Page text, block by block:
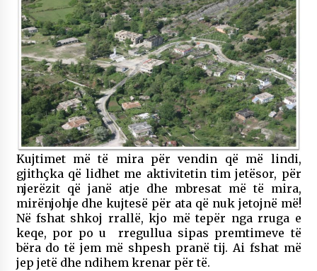
Kujtimet më të mira për vendin që më lindi,
gjithçka që lidhet me aktivitetin tim jetësor, për
njerëzit që janë atje dhe mbresat më të mira,
mirënjohje dhe kujtesë për ata që nuk jetojnë më!
Në fshat shkoj rrallë, kjo më tepër nga rruga e
keqe, por po u rregullua sipas premtimeve të
bëra do të jem më shpesh pranë tij. Ai fshat më
jep jetë dhe ndihem krenar për të.